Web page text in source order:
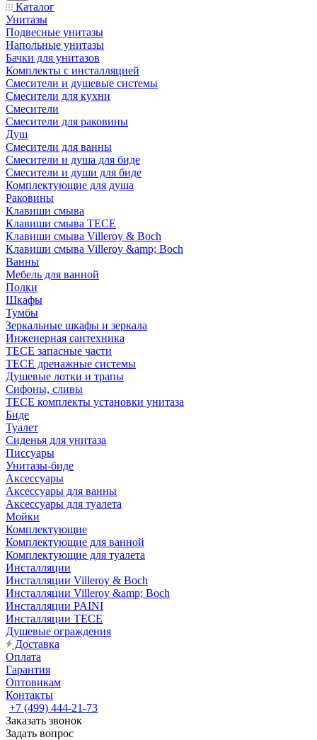
Каталог
Унитазы
Подвесные унитазы
Напольные унитазы
Бачки для унитазов
Комплекты с инсталляцией
Смесители и душевые системы
Смесители для кухни
Смесители
Смесители для раковины
Душ
Смесители для ванны
Смесители и душа для биде
Смесители и души для биде
Комплектующие для душа
Раковины
Клавиши смыва
Клавиши смыва TECE
Клавиши смыва Villeroy & Boch
Клавиши смыва Villeroy &amp; Boch
Ванны
Мебель для ванной
Полки
Шкафы
Тумбы
Зеркальные шкафы и зеркала
Инженерная сантехника
TECE запасные части
TECE дренажные системы
Душевые лотки и трапы
Сифоны, сливы
TECE комплекты установки унитаза
Биде
Туалет
Сиденья для унитаза
Писсуары
Унитазы-биде
Аксессуары
Аксессуары для ванны
Аксессуары для туалета
Мойки
Комплектующие
Комплектующие для ванной
Комплектующие для туалета
Инсталляции
Инсталляции Villeroy & Boch
Инсталляции Villeroy &amp; Boch
Инсталляции PAINI
Инсталляции TECE
Душевые ограждения
Доставка
Оплата
Гарантия
Оптовикам
Контакты
+7 (499) 444-21-73
Заказать звонок
Задать вопрос